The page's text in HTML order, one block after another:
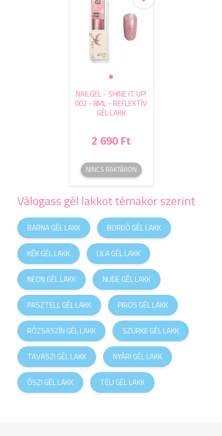
NAILGEL - SHINE IT UP!
002 - 8ML - REFLEKTÍV
GÉL LAKK
2 690 Ft
NINCS RAKTÁRON
Válogass gél lakkot témakör szerint
BARNA GÉL LAKK BORDÓ GÉL LAKK
KÉK GÉL LAKK LILA GÉL LAKK
NEON GÉL LAKK NUDE GÉL LAKK
PASZTELL GÉL LAKK PIROS GÉL LAKK
RÓZSASZÍN GÉL LAKK SZÜRKE GÉL LAKK
TAVASZI GÉL LAKK NYÁRI GÉL LAKK
ŐSZI GÉL LAKK TÉLI GÉL LAKK